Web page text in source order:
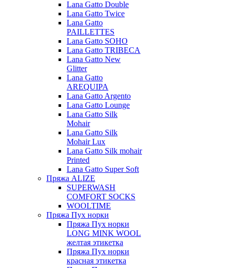
Lana Gatto Double
Lana Gatto Twice
Lana Gatto
PAILLETTES
Lana Gatto SOHO
Lana Gatto TRIBECA
Lana Gatto New
Glitter
Lana Gatto
AREQUIPA
Lana Gatto Argento
Lana Gatto Lounge
Lana Gatto Silk
Mohair
Lana Gatto Silk
Mohair Lux
Lana Gatto Silk mohair
Printed
Lana Gatto Super Soft
Пряжа ALIZE
SUPERWASH
COMFORT SOCKS
WOOLTIME
Пряжа Пух норки
Пряжа Пух норки
LONG MINK WOOL
желтая этикетка
Пряжа Пух норки
красная этикетка